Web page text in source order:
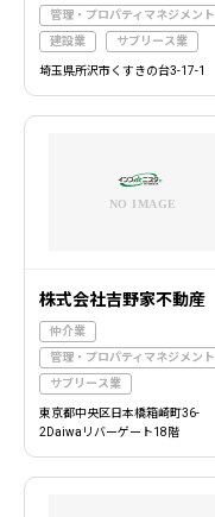
管理・プロパティマネジメント
建設業
サブリース業
埼玉県所沢市くすきの台3-17-1
株式会社吉野家不動産
仲介業
管理・プロパティマネジメント
サブリース業
東京都中央区日本橋箱崎町36-
2Daiwaリバーゲート18階